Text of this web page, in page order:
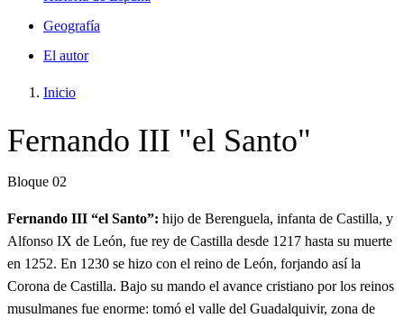
Geografía
El autor
Inicio
Fernando III "el Santo"
Bloque 02
Fernando III “el Santo”: hijo de Berenguela, infanta de Castilla, y
Alfonso IX de León, fue rey de Castilla desde 1217 hasta su muerte
en 1252. En 1230 se hizo con el reino de León, forjando así la
Corona de Castilla. Bajo su mando el avance cristiano por los reinos
musulmanes fue enorme: tomó el valle del Guadalquivir, zona de